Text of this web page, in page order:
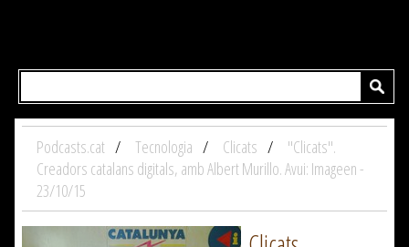
Podcasts.cat Tecnologia Clicats
"Clicats".
Creadors catalans digitals, amb Albert Murillo. Avui: Imageen -
23/10/15